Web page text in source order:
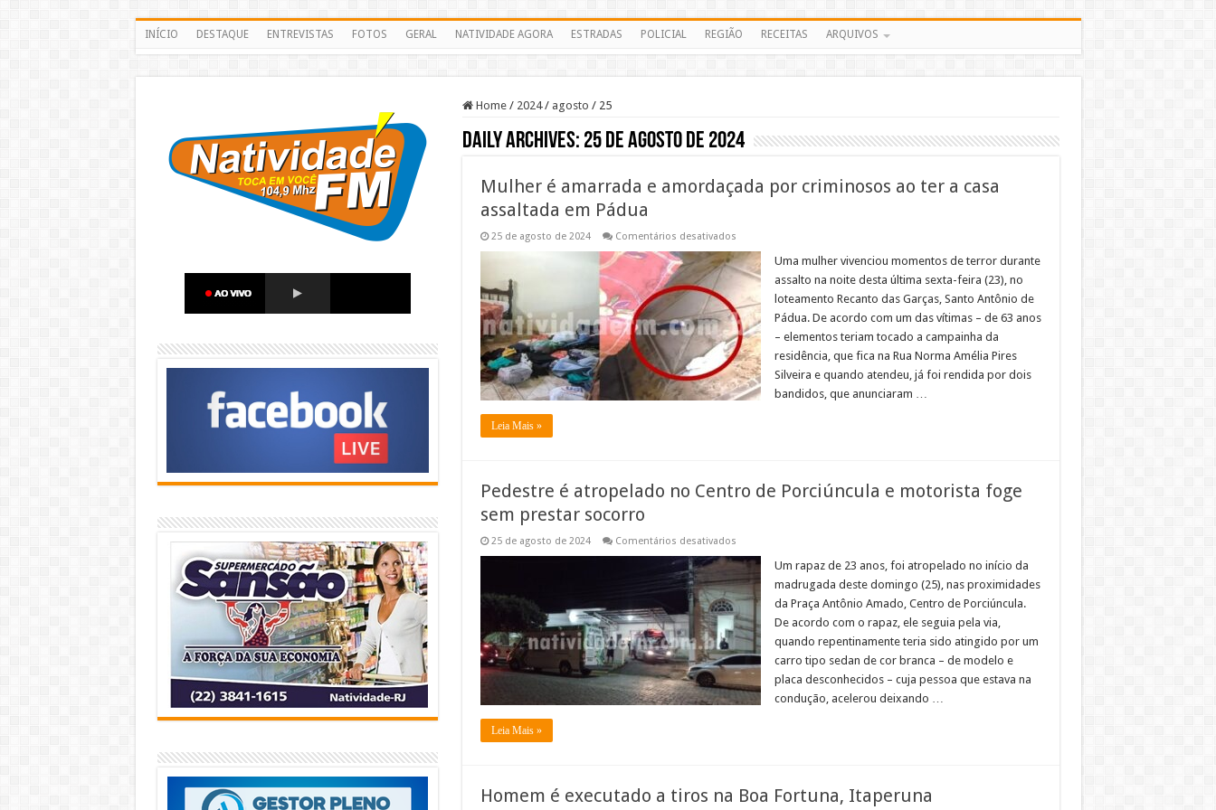
INÍCIO DESTAQUE ENTREVISTAS FOTOS GERAL NATIVIDADE AGORA ESTRADAS POLICIAL REGIÃO RECEITAS ARQUIVOS
Home / 2024 / agosto / 25
Daily Archives: 25 de agosto de 2024
Mulher é amarrada e amordaçada por criminosos ao ter a casa
assaltada em Pádua
25 de agosto de 2024 Comentários desativadosem
é
amarrada
amordaçada
por
criminosos
ao
ter
a
casa
assaltada
em
Pádua
Uma mulher vivenciou momentos de terror durante
assalto na noite desta última sexta-feira (23), no
loteamento Recanto das Garças, Santo Antônio de
Pádua. De acordo com um das vítimas – de 63 anos
– elementos teriam tocado a campainha da
residência, que fica na Rua Norma Amélia Pires
Silveira e quando atendeu, já foi rendida por dois
bandidos, que anunciaram …
Leia Mais »
Pedestre é atropelado no Centro de Porciúncula e motorista foge
sem prestar socorro
25 de agosto de 2024 Comentários desativadosem
é
atropelado
no
Centro
de
Porciúncula
e
motorista
foge
sem
prestar
socorro
Um rapaz de 23 anos, foi atropelado no início da
madrugada deste domingo (25), nas proximidades
da Praça Antônio Amado, Centro de Porciúncula.
De acordo com o rapaz, ele seguia pela via,
quando repentinamente teria sido atingido por um
carro tipo sedan de cor branca – de modelo e
placa desconhecidos – cuja pessoa que estava na
condução, acelerou deixando …
Leia Mais »
Homem é executado a tiros na Boa Fortuna, Itaperuna